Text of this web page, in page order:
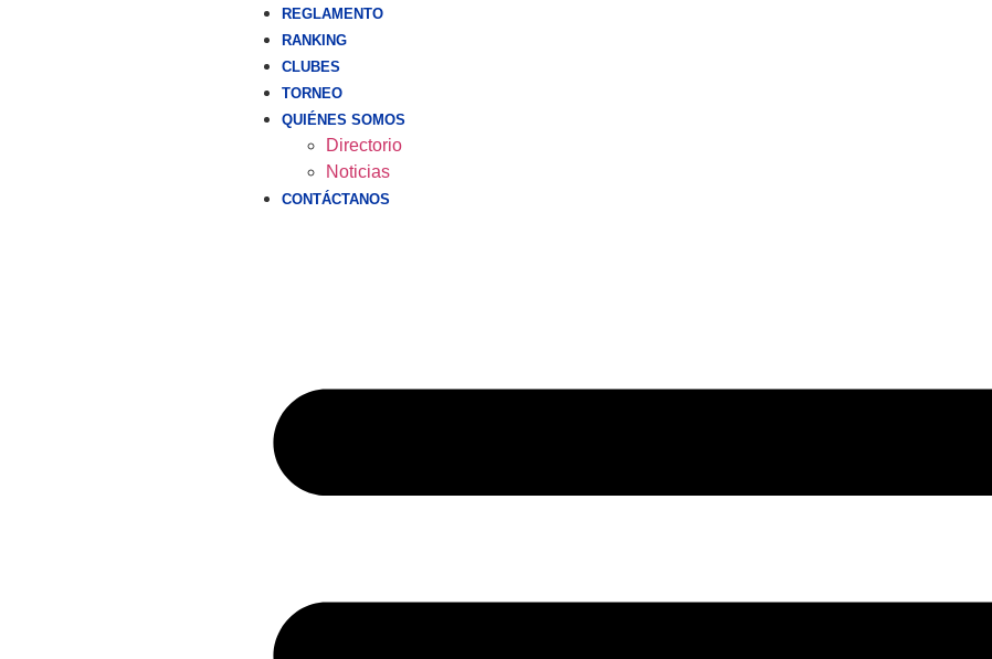
REGLAMENTO
RANKING
CLUBES
TORNEO
QUIÉNES SOMOS
Directorio
Noticias
CONTÁCTANOS